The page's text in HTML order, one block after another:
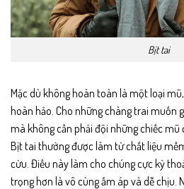
Bịt tai
Mặc dù không hoàn toàn là một loại
hoàn hảo. Cho những chàng trai muốn
mà không cần phải đội những chiếc mũ
Bịt tai thường được làm từ chất liệu
cừu. Điều này làm cho chúng cực kỳ
trọng hơn là vô cùng ấm áp và dễ chịu.